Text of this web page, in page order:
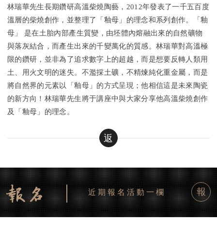
林瑞華先生長期鑽研高溫柴燒陶藝，2012年發表了一千五百度
溫層的柴燒創作，並整理了「釉母」的理念和系列創作。「釉
母」 是在土胎內部產生質變，由坯體內熔融出來的自然礦物
與落灰結合，而產生出來的千變萬化的質感。林瑞華對高溫極
限的鑽研，並非為了追求數字上的超越，而是想要反轉人類用
土、用火文明的迷失。不濫採土礦，不精煉純化重金屬，而是
將自然界的元素以「釉母」的方式呈現；他相信這是未來陶瓷
的新方向！林瑞華先生將于講座中與大家分享他高溫柴燒創作
及「釉母」的理念。
返
近期報名活動一欄 報